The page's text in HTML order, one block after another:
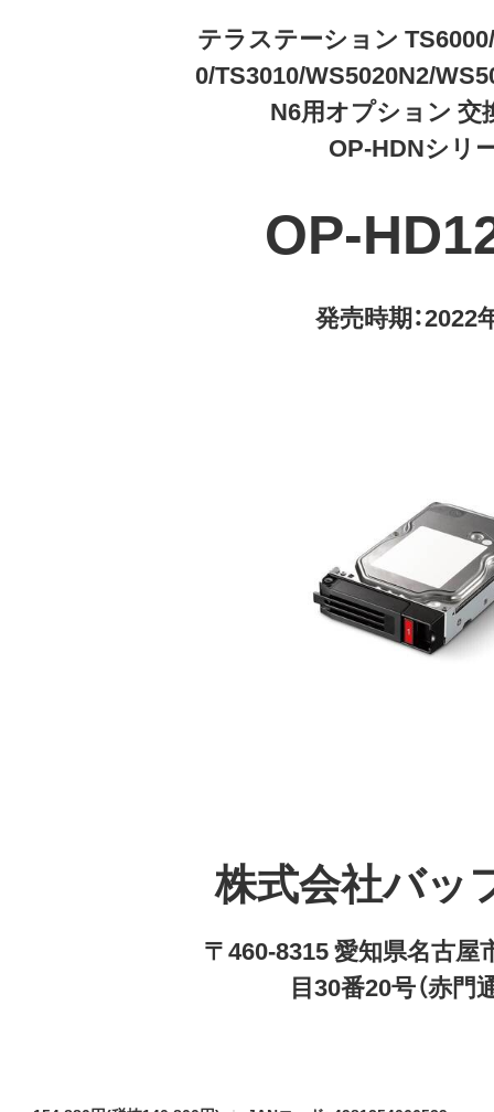
テラステーション
0/TS3010/WS5020N2/
N6用オプション 交
OP-HDNシリ
OP-
発売時期：2022
株式会社バッ
〒460-8315 愛知県名古屋
目30番20号（赤門